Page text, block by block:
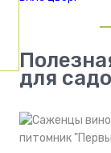
для